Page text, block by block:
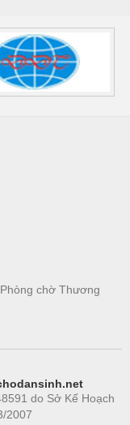
chờ Thương
do Sở Kế Hoạch
2007